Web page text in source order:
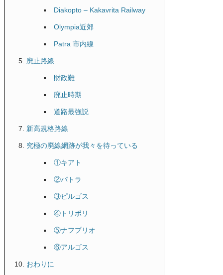
Diakopto – Kakavrita Railway
Olympia近郊
Patra 市内線
廃止路線
財政難
廃止時期
道路最強説
新高規格路線
究極の廃線網跡が我々を待っている
①キアト
②パトラ
③ピルゴス
④トリポリ
⑤ナフプリオ
⑥アルゴス
おわりに